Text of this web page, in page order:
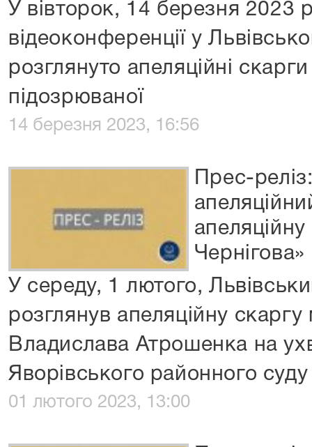
У вівторок, 14 березня 2023
відеоконференції у
розглянуто апеляційні
підозрюваної
14 березня 2023, 16:56
Прес-
Чернігова»
У середу, 1 лютого,
розглянув апеляційну
Владислава Атрошенка на
Яворівського районного суду
01 лютого 2023, 13:00